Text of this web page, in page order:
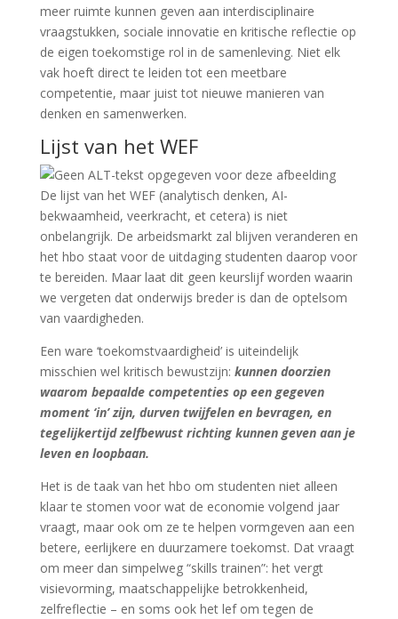
meer ruimte kunnen geven aan interdisciplinaire
vraagstukken, sociale innovatie en kritische reflectie op
de eigen toekomstige rol in de samenleving. Niet elk
vak hoeft direct te leiden tot een meetbare
competentie, maar juist tot nieuwe manieren van
denken en samenwerken.
Lijst van het WEF
De lijst van het WEF (analytisch denken, AI-
bekwaamheid, veerkracht, et cetera) is niet
onbelangrijk. De arbeidsmarkt zal blijven veranderen en
het hbo staat voor de uitdaging studenten daarop voor
te bereiden. Maar laat dit geen keurslijf worden waarin
we vergeten dat onderwijs breder is dan de optelsom
van vaardigheden.
Een ware ‘toekomstvaardigheid’ is uiteindelijk
misschien wel kritisch bewustzijn: kunnen doorzien
waarom bepaalde competenties op een gegeven
moment ‘in’ zijn, durven twijfelen en bevragen, en
tegelijkertijd zelfbewust richting kunnen geven aan je
leven en loopbaan.
Het is de taak van het hbo om studenten niet alleen
klaar te stomen voor wat de economie volgend jaar
vraagt, maar ook om ze te helpen vormgeven aan een
betere, eerlijkere en duurzamere toekomst. Dat vraagt
om meer dan simpelweg “skills trainen”: het vergt
visievorming, maatschappelijke betrokkenheid,
zelfreflectie – en soms ook het lef om tegen de